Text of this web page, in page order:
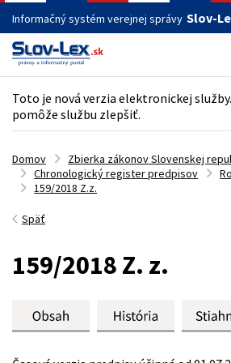
Informačný systém verejnej správy Slov-
Toto je nová verzia elektronickej služby.
pomôže službu zlepšiť.
Domov
Zbierka zákonov Slovenskej
Chronologický register predpisov
159/2018 Z.z.
Späť
159/2018 Z. z.